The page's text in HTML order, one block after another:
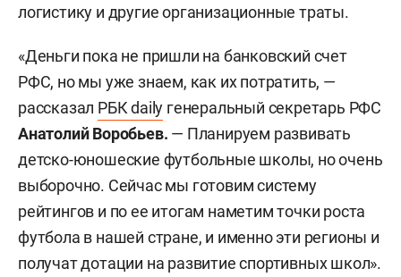
логистику и другие организационные траты.
«Деньги пока не пришли на банковский счет
РФС, но мы уже знаем, как их потратить, —
рассказал РБК daily генеральный секретарь РФС
Анатолий Воробьев. — Планируем развивать
детско-юношеские футбольные школы, но очень
выборочно. Сейчас мы готовим систему
рейтингов и по ее итогам наметим точки роста
футбола в нашей стране, и именно эти регионы и
получат дотации на развитие спортивных школ».